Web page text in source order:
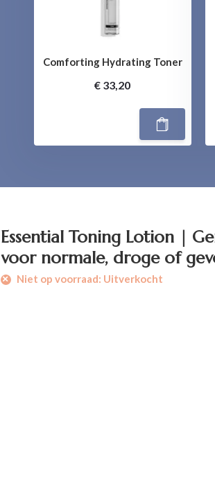
Comforting Hydrating Toner
€ 33,20
Essential Toning Lotion |
voor normale, droge of
Niet op voorraad: Uitverkocht